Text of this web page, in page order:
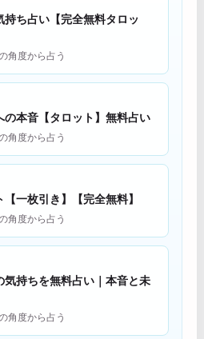
ち占い【完全無料タロッ
角度から占う
本音【タロット】無料占い
角度から占う
一枚引き】【完全無料】
角度から占う
気持ちを無料占い｜本音と未
角度から占う